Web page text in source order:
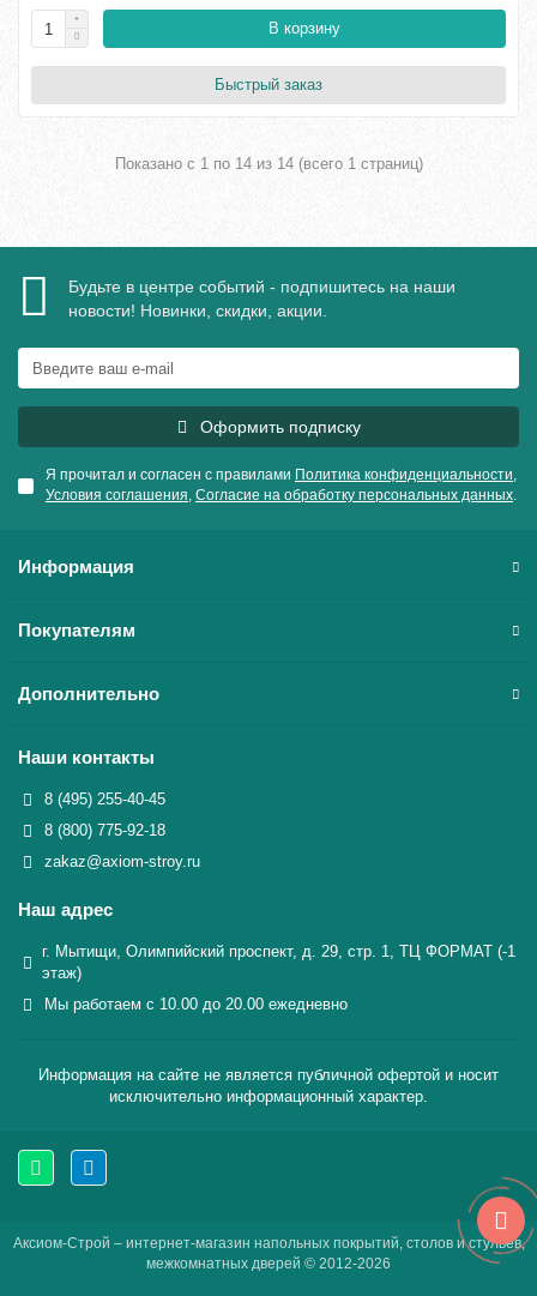
В корзину
Быстрый заказ
Показано с 1 по 14 из 14 (всего 1 страниц)
Будьте в центре событий - подпишитесь на наши
новости! Новинки, скидки, акции.
Оформить подписку
Я прочитал и согласен с правилами Политика конфиденциальности,
Условия соглашения, Согласие на обработку персональных данных.
Информация
Покупателям
Дополнительно
Наши контакты
8 (495) 255-40-45
8 (800) 775-92-18
zakaz@axiom-stroy.ru
Наш адрес
г. Мытищи, Олимпийский проспект, д. 29, стр. 1, ТЦ ФОРМАТ (-1
этаж)
Мы работаем с 10.00 до 20.00 ежедневно
Информация на сайте не является публичной офертой и носит
исключительно информационный характер.
Аксиом-Строй – интернет-магазин напольных покрытий, столов и стульев,
межкомнатных дверей © 2012-2026